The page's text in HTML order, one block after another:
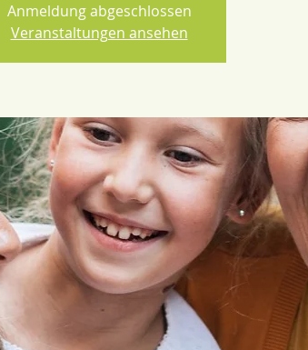
Anmeldung abgeschlossen
Veranstaltungen ansehen